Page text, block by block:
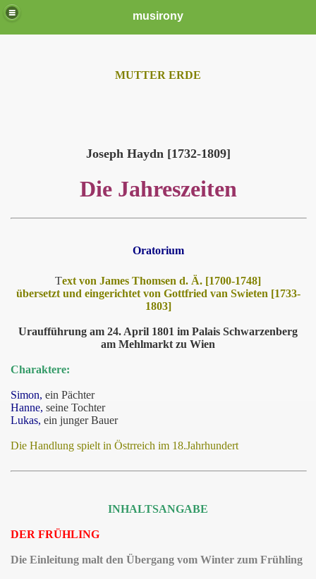
musirony
MUTTER ERDE
Joseph Haydn [1732-1809]
Die Jahreszeiten
Oratorium
Text von James Thomsen d. Ä. [1700-1748]
übersetzt und eingerichtet von Gottfried van Swieten [1733-
1803]
Uraufführung am 24. April 1801 im Palais Schwarzenberg
am Mehlmarkt zu Wien
Charaktere:
Simon, ein Pächter
Hanne, seine Tochter
Lukas, ein junger Bauer
Die Handlung spielt in Östrreich im 18.Jahrhundert
INHALTSANGABE
DER FRÜHLING
Die Einleitung malt den Übergang vom Winter zum Frühling